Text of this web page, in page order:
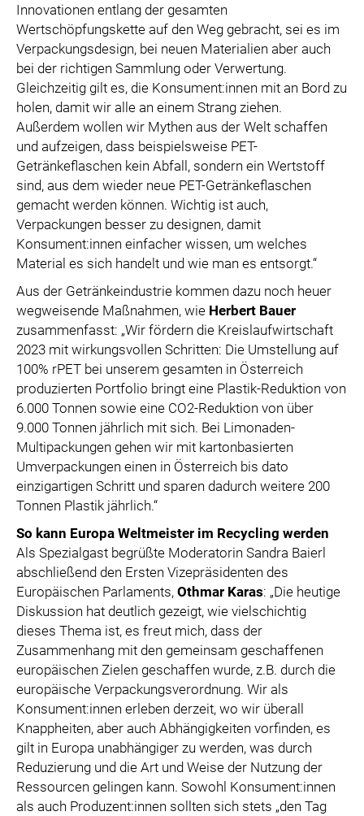
Innovationen entlang der gesamten
Wertschöpfungskette auf den Weg gebracht, sei es im
Verpackungsdesign, bei neuen Materialien aber auch
bei der richtigen Sammlung oder Verwertung.
Gleichzeitig gilt es, die Konsument:innen mit an Bord zu
holen, damit wir alle an einem Strang ziehen.
Außerdem wollen wir Mythen aus der Welt schaffen
und aufzeigen, dass beispielsweise PET-
Getränkeflaschen kein Abfall, sondern ein Wertstoff
sind, aus dem wieder neue PET-Getränkeflaschen
gemacht werden können. Wichtig ist auch,
Verpackungen besser zu designen, damit
Konsument:innen einfacher wissen, um welches
Material es sich handelt und wie man es entsorgt.“
Aus der Getränkeindustrie kommen dazu noch heuer
wegweisende Maßnahmen, wie Herbert Bauer
zusammenfasst: „Wir fördern die Kreislaufwirtschaft
2023 mit wirkungsvollen Schritten: Die Umstellung auf
100% rPET bei unserem gesamten in Österreich
produzierten Portfolio bringt eine Plastik-Reduktion von
6.000 Tonnen sowie eine CO2-Reduktion von über
9.000 Tonnen jährlich mit sich. Bei Limonaden-
Multipackungen gehen wir mit kartonbasierten
Umverpackungen einen in Österreich bis dato
einzigartigen Schritt und sparen dadurch weitere 200
Tonnen Plastik jährlich.“
So kann Europa Weltmeister im Recycling werden
Als Spezialgast begrüßte Moderatorin Sandra Baierl
abschließend den Ersten Vizepräsidenten des
Europäischen Parlaments, Othmar Karas: „Die heutige
Diskussion hat deutlich gezeigt, wie vielschichtig
dieses Thema ist, es freut mich, dass der
Zusammenhang mit den gemeinsam geschaffenen
europäischen Zielen geschaffen wurde, z.B. durch die
europäische Verpackungsverordnung. Wir als
Konsument:innen erleben derzeit, wo wir überall
Knappheiten, aber auch Abhängigkeiten vorfinden, es
gilt in Europa unabhängiger zu werden, was durch
Reduzierung und die Art und Weise der Nutzung der
Ressourcen gelingen kann. Sowohl Konsument:innen
als auch Produzent:innen sollten sich stets „den Tag